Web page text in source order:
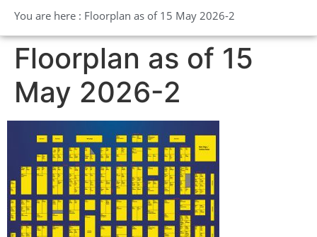
You are here : Floorplan as of 15 May 2026-2
Floorplan as of 15
May 2026-2